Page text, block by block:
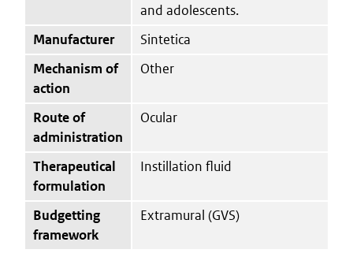
and adolescents.
Manufacturer
Sintetica
Mechanism of
action
Other
Route of
administration
Ocular
Therapeutical
formulation
Instillation fluid
Budgetting
framework
Extramural (GVS)